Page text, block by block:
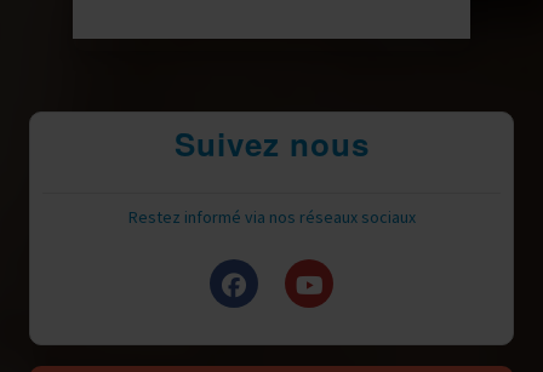
Suivez nous
Restez informé via nos réseaux sociaux